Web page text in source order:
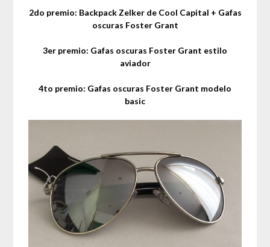
2do premio: Backpack Zelker de Cool Capital + Gafas
oscuras Foster Grant
3er premio: Gafas oscuras Foster Grant estilo
aviador
4to premio: Gafas oscuras Foster Grant modelo
basic